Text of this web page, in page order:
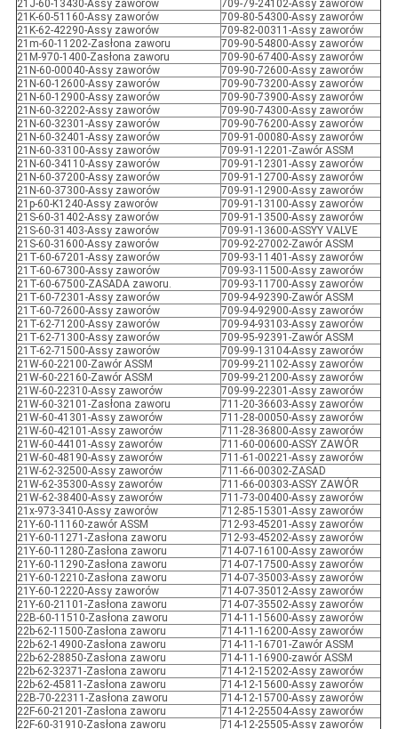
21J-60-13430-Assy zaworów
709-79-24102-Assy zaworów
21K-60-51160-Assy zaworów
709-80-54300-Assy zaworów
21K-62-42290-Assy zaworów
709-82-00311-Assy zaworów
21m-60-11202-Zasłona zaworu
709-90-54800-Assy zaworów
21M-970-1400-Zasłona zaworu
709-90-67400-Assy zaworów
21N-60-00040-Assy zaworów
709-90-72600-Assy zaworów
21N-60-12600-Assy zaworów
709-90-73200-Assy zaworów
21N-60-12900-Assy zaworów
709-90-73900-Assy zaworów
21N-60-32202-Assy zaworów
709-90-74300-Assy zaworów
21N-60-32301-Assy zaworów
709-90-76200-Assy zaworów
21N-60-32401-Assy zaworów
709-91-00080-Assy zaworów
21N-60-33100-Assy zaworów
709-91-12201-Zawór ASSM
21N-60-34110-Assy zaworów
709-91-12301-Assy zaworów
21N-60-37200-Assy zaworów
709-91-12700-Assy zaworów
21N-60-37300-Assy zaworów
709-91-12900-Assy zaworów
21p-60-K1240-Assy zaworów
709-91-13100-Assy zaworów
21S-60-31402-Assy zaworów
709-91-13500-Assy zaworów
21S-60-31403-Assy zaworów
709-91-13600-ASSYY VALVE
21S-60-31600-Assy zaworów
709-92-27002-Zawór ASSM
21T-60-67201-Assy zaworów
709-93-11401-Assy zaworów
21T-60-67300-Assy zaworów
709-93-11500-Assy zaworów
21T-60-67500-ZASADA zaworu.
709-93-11700-Assy zaworów
21T-60-72301-Assy zaworów
709-94-92390-Zawór ASSM
21T-60-72600-Assy zaworów
709-94-92900-Assy zaworów
21T-62-71200-Assy zaworów
709-94-93103-Assy zaworów
21T-62-71300-Assy zaworów
709-95-92391-Zawór ASSM
21T-62-71500-Assy zaworów
709-99-13104-Assy zaworów
21W-60-22100-Zawór ASSM
709-99-21102-Assy zaworów
21W-60-22160-Zawór ASSM
709-99-21200-Assy zaworów
21W-60-22310-Assy zaworów
709-99-22301-Assy zaworów
21W-60-32101-Zasłona zaworu
711-20-36603-Assy zaworów
21W-60-41301-Assy zaworów
711-28-00050-Assy zaworów
21W-60-42101-Assy zaworów
711-28-36800-Assy zaworów
21W-60-44101-Assy zaworów
711-60-00600-ASSY ZAWÓR
21W-60-48190-Assy zaworów
711-61-00221-Assy zaworów
21W-62-32500-Assy zaworów
711-66-00302-ZASAD
21W-62-35300-Assy zaworów
711-66-00303-ASSY ZAWÓR
21W-62-38400-Assy zaworów
711-73-00400-Assy zaworów
21x-973-3410-Assy zaworów
712-85-15301-Assy zaworów
21Y-60-11160-zawór ASSM
712-93-45201-Assy zaworów
21Y-60-11271-Zasłona zaworu
712-93-45202-Assy zaworów
21Y-60-11280-Zasłona zaworu
714-07-16100-Assy zaworów
21Y-60-11290-Zasłona zaworu
714-07-17500-Assy zaworów
21Y-60-12210-Zasłona zaworu
714-07-35003-Assy zaworów
21Y-60-12220-Assy zaworów
714-07-35012-Assy zaworów
21Y-60-21101-Zasłona zaworu
714-07-35502-Assy zaworów
22B-60-11510-Zasłona zaworu
714-11-15600-Assy zaworów
22b-62-11500-Zasłona zaworu
714-11-16200-Assy zaworów
22b-62-14900-Zasłona zaworu
714-11-16701-Zawór ASSM
22b-62-28850-Zasłona zaworu
714-11-16900-zawór ASSM
22b-62-32371-Zasłona zaworu
714-12-15202-Assy zaworów
22b-62-45811-Zasłona zaworu
714-12-15600-Assy zaworów
22B-70-22311-Zasłona zaworu
714-12-15700-Assy zaworów
22F-60-21201-Zasłona zaworu
714-12-25504-Assy zaworów
22F-60-31910-Zasłona zaworu
714-12-25505-Assy zaworów